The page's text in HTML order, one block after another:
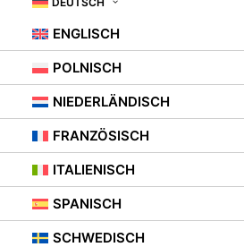
ENGLISCH
POLNISCH
NIEDERLÄNDISCH
FRANZÖSISCH
ITALIENISCH
SPANISCH
SCHWEDISCH
JEDEN